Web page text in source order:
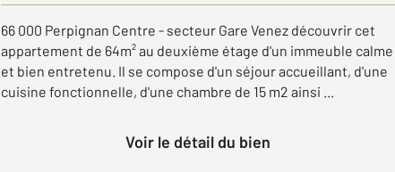
66 000 Perpignan Centre - secteur Gare Venez découvrir cet
appartement de 64m² au deuxième étage d'un immeuble calme
et bien entretenu. Il se compose d'un séjour accueillant, d'une
cuisine fonctionnelle, d'une chambre de 15 m2 ainsi ...
Voir le détail du bien